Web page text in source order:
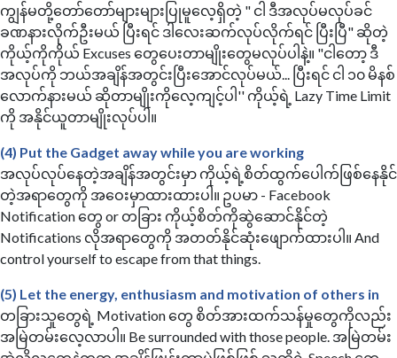
ကျွန်မတို့တော်တော်များများပြုမူလေ့ရှိတဲ့ " ငါ ဒီအလုပ်မလုပ်ခင်
ခဏနားလိုက်ဦးမယ် ပြီးရင် ဒါလေးဆက်လုပ်လိုက်ရင် ပြီးပြီ" ဆိုတဲ့
ကိုယ့်ကိုကိုယ် Excuses တွေပေးတာမျိုးတွေမလုပ်ပါနဲ့။ "ငါတော့ ဒီ
အလုပ်ကို ဘယ်အချိန်အတွင်းပြီးအောင်လုပ်မယ်... ပြီးရင် ငါ ၁၀ မိနစ်
လောက်နားမယ် ဆိုတာမျိုးကိုလေ့ကျင့်ပါ'' ကိုယ့်ရဲ့ Lazy Time Limit
ကို အနိုင်ယူတာမျိုးလုပ်ပါ။
(4) Put the Gadget away while you are working
အလုပ်လုပ်နေတဲ့အချိန်အတွင်းမှာ ကိုယ့်ရဲ့စိတ်ထွက်ပေါက်ဖြစ်နေနိုင်
တဲ့အရာတွေကို အဝေးမှာထားထားပါ။ ဥပမာ - Facebook
Notification တွေ or တခြား ကိုယ့်စိတ်ကိုဆွဲဆောင်နိုင်တဲ့
Notifications လိုအရာတွေကို အတတ်နိုင်ဆုံးဖျောက်ထားပါ။ And
control yourself to escape from that things.
(5) Let the energy, enthusiasm and motivation of others in
တခြားသူတွေရဲ့ Motivation တွေ စိတ်အားထက်သန်မှုတွေကိုလည်း
အမြဲတမ်းလေ့လာပါ။ Be surrounded with those people. အမြဲတမ်း